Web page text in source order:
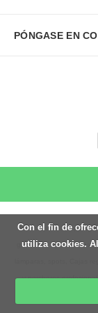
Con el fin de
utiliza cookies.
PÓNGASE EN
Mannequins Shopping
góndolas,
lámparas, spots, Cajas
y percheros
compre nuestro